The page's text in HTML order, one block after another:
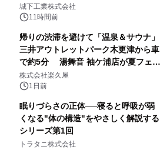
ーブル1本つなぐだけ、テレビの音が
ぐっと豊かに
城下工業株式会社
11時間前
帰りの渋滞を避けて「温泉＆サウナ」
三井アウトレットパーク木更津から車
で約5分 湯舞音 袖ケ浦店が夏フェア
メニューを提供
株式会社楽久屋
1日前
眠りづらさの正体──寝ると呼吸が弱
くなる"体の構造"をやさしく解説する
シリーズ第1回
トラタニ株式会社